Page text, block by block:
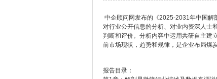
中企顾问网发布的《2025-2031年中国解
对行业公开信息的分析、对业内资深人士
判断和评价。分析内容中运用共研自主建
前市场现状，趋势和规律，是企业布局煤
报告目录：